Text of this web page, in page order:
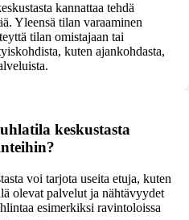
kannattaa tehdä
Yleensä tilan varaaminen
tilan omistajaan tai
kuten ajankohdasta,
keskustasta
voi tarjota useita etuja, kuten
olevat palvelut ja nähtävyydet
esimerkiksi ravintoloissa